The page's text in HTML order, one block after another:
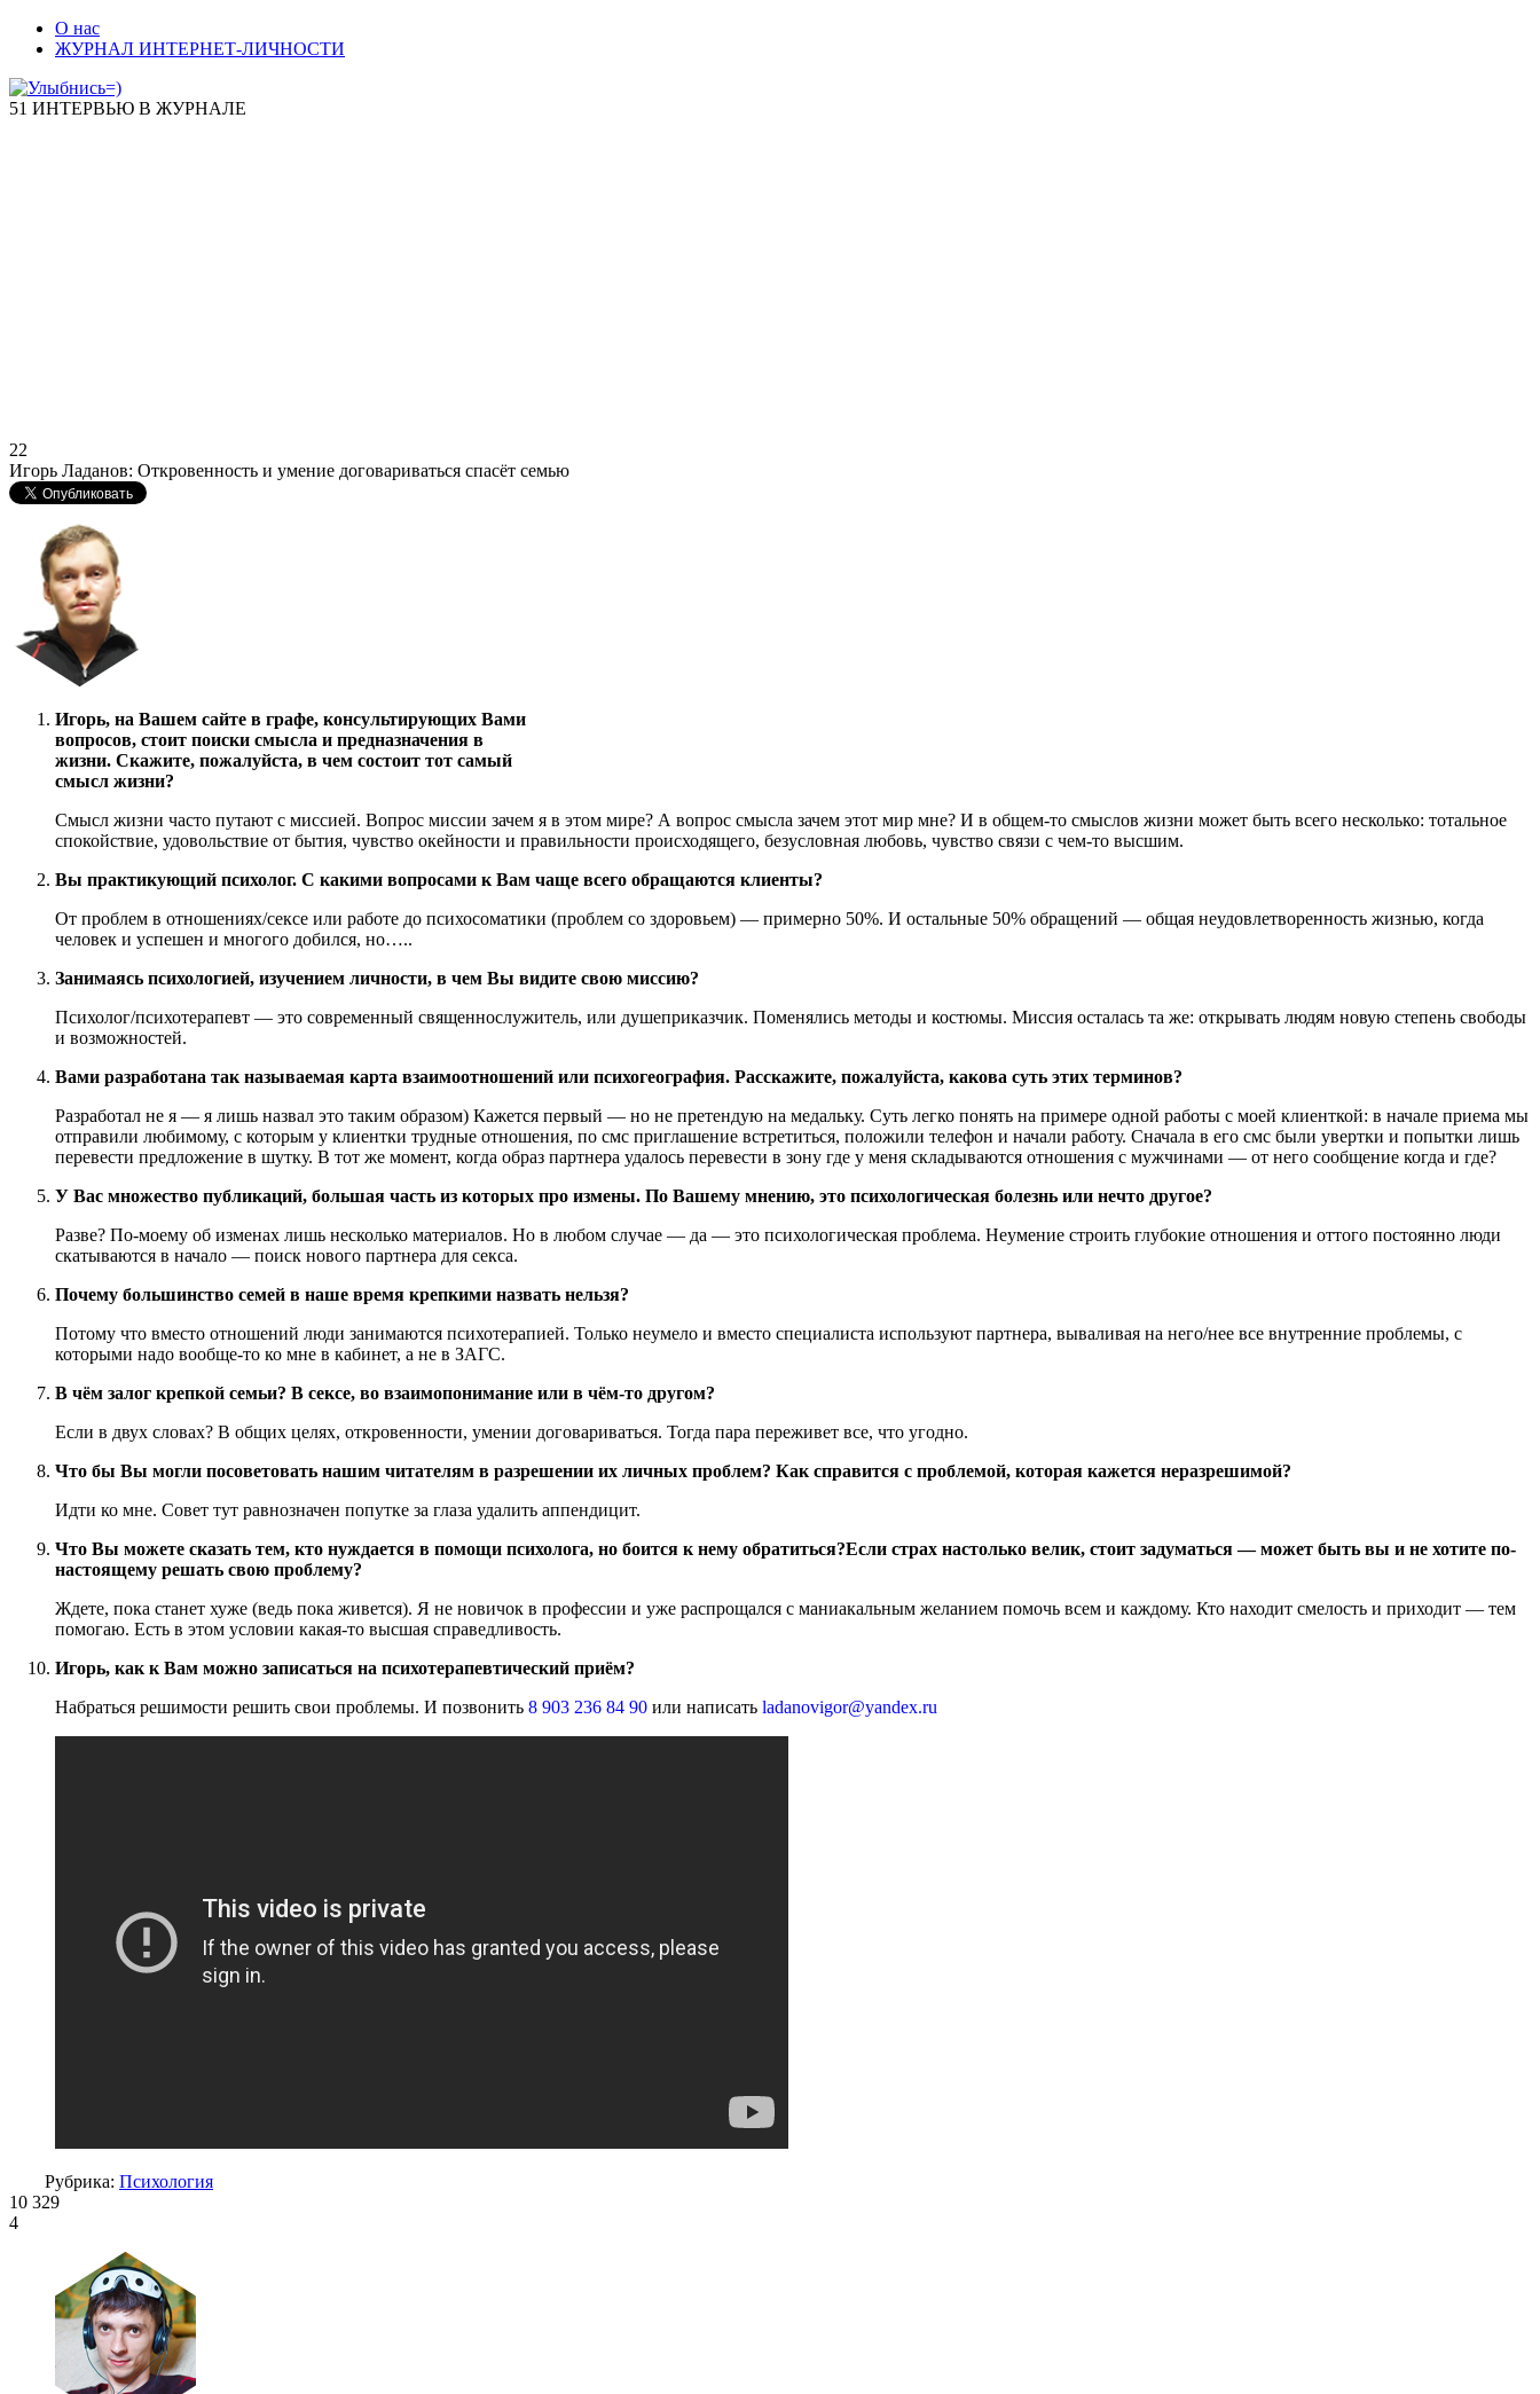
О нас
ЖУРНАЛ ИНТЕРНЕТ-ЛИЧНОСТИ
51 ИНТЕРВЬЮ В ЖУРНАЛЕ
22
Игорь Ладанов: Откровенность и умение договариваться спасёт семью
Игорь, на Вашем сайте в графе, консультирующих Вами
вопросов, стоит поиски смысла и предназначения в
жизни. Скажите, пожалуйста, в чем состоит тот самый
смысл жизни?
Смысл жизни часто путают с миссией. Вопрос миссии зачем я в этом мире? А вопрос смысла зачем этот мир мне? И в общем-то смыслов жизни может быть всего несколько: тотальное
спокойствие, удовольствие от бытия, чувство окейности и правильности происходящего, безусловная любовь, чувство связи с чем-то высшим.
Вы практикующий психолог. С какими вопросами к Вам чаще всего обращаются клиенты?
От проблем в отношениях/сексе или работе до психосоматики (проблем со здоровьем) — примерно 50%. И остальные 50% обращений — общая неудовлетворенность жизнью, когда
человек и успешен и многого добился, но…..
Занимаясь психологией, изучением личности, в чем Вы видите свою миссию?
Психолог/психотерапевт — это современный священнослужитель, или душеприказчик. Поменялись методы и костюмы. Миссия осталась та же: открывать людям новую степень свободы
и возможностей.
Вами разработана так называемая карта взаимоотношений или психогеография. Расскажите, пожалуйста, какова суть этих терминов?
Разработал не я — я лишь назвал это таким образом) Кажется первый — но не претендую на медальку. Суть легко понять на примере одной работы с моей клиенткой: в начале приема мы
отправили любимому, с которым у клиентки трудные отношения, по смс приглашение встретиться, положили телефон и начали работу. Сначала в его смс были увертки и попытки лишь
перевести предложение в шутку. В тот же момент, когда образ партнера удалось перевести в зону где у меня складываются отношения с мужчинами — от него сообщение когда и где?
У Вас множество публикаций, большая часть из которых про измены. По Вашему мнению, это психологическая болезнь или нечто другое?
Разве? По-моему об изменах лишь несколько материалов. Но в любом случае — да — это психологическая проблема. Неумение строить глубокие отношения и оттого постоянно люди
скатываются в начало — поиск нового партнера для секса.
Почему большинство семей в наше время крепкими назвать нельзя?
Потому что вместо отношений люди занимаются психотерапией. Только неумело и вместо специалиста используют партнера, вываливая на него/нее все внутренние проблемы, с
которыми надо вообще-то ко мне в кабинет, а не в ЗАГС.
В чём залог крепкой семьи? В сексе, во взаимопонимание или в чём-то другом?
Если в двух словах? В общих целях, откровенности, умении договариваться. Тогда пара переживет все, что угодно.
Что бы Вы могли посоветовать нашим читателям в разрешении их личных проблем? Как справится с проблемой, которая кажется неразрешимой?
Идти ко мне. Совет тут равнозначен попутке за глаза удалить аппендицит.
Что Вы можете сказать тем, кто нуждается в помощи психолога, но боится к нему обратиться?Если страх настолько велик, стоит задуматься — может быть вы и не хотите по-
настоящему решать свою проблему?
Ждете, пока станет хуже (ведь пока живется). Я не новичок в профессии и уже распрощался с маниакальным желанием помочь всем и каждому. Кто находит смелость и приходит — тем
помогаю. Есть в этом условии какая-то высшая справедливость.
Игорь, как к Вам можно записаться на психотерапевтический приём?
Набраться решимости решить свои проблемы. И позвонить 8 903 236 84 90 или написать ladanovigor@yandex.ru
Рубрика: Психология
10 329
4